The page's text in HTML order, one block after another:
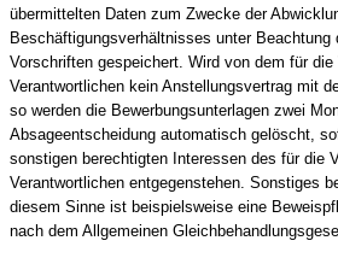
übermittelten Daten zum Zwecke der
Beschäftigungsverhältnisses unter Beachtung
Vorschriften gespeichert. Wird von dem für die
Verantwortlichen kein Anstellungsvertrag mit
so werden die Bewerbungsunterlagen zwei
Absageentscheidung automatisch gelöscht,
sonstigen berechtigten Interessen des für die
Verantwortlichen entgegenstehen. Sonstiges
diesem Sinne ist beispielsweise eine
nach dem Allgemeinen